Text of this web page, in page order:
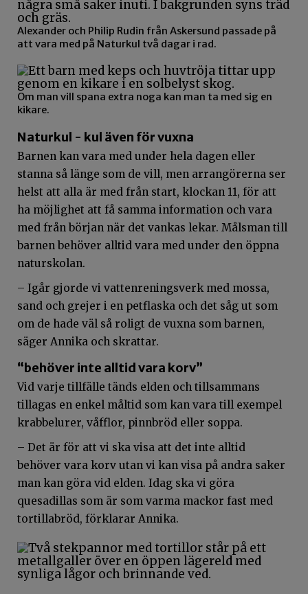
Alexander och Philip Rudin från Askersund passade på
att vara med på Naturkul två dagar i rad.
Om man vill spana extra noga kan man ta med sig en
kikare.
Naturkul - kul även för vuxna
Barnen kan vara med under hela dagen eller
stanna så länge som de vill, men arrangörerna ser
helst att alla är med från start, klockan 11, för att
ha möjlighet att få samma information och vara
med från början när det vankas lekar. Målsman till
barnen behöver alltid vara med under den öppna
naturskolan.
– Igår gjorde vi vattenreningsverk med mossa,
sand och grejer i en petflaska och det såg ut som
om de hade väl så roligt de vuxna som barnen,
säger Annika och skrattar.
“behöver inte alltid vara korv”
Vid varje tillfälle tänds elden och tillsammans
tillagas en enkel måltid som kan vara till exempel
krabbelurer, våfflor, pinnbröd eller soppa.
– Det är för att vi ska visa att det inte alltid
behöver vara korv utan vi kan visa på andra saker
man kan göra vid elden. Idag ska vi göra
quesadillas som är som varma mackor fast med
tortillabröd, förklarar Annika.